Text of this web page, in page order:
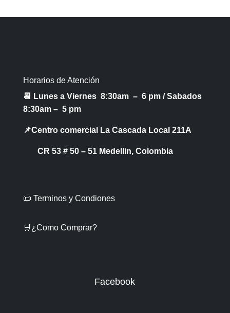
Horarios de Atención
📆 Lunes a Viernes 8:30am – 6 pm /Sabados
8:30am – 5 pm
📌Centro comercial La Cascada Local 211A
CR 53 # 50 – 51 Medellin, Colombia
📜 Terminos y Condiones
🛒¿Como Comprar?
Facebook